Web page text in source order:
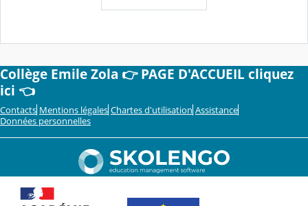
Collège Emile Zola 👉 PAGE D'ACCUEIL cliquez
ici 👈
Contacts Mentions légales Chartes d'utilisation Assistance
Données personnelles